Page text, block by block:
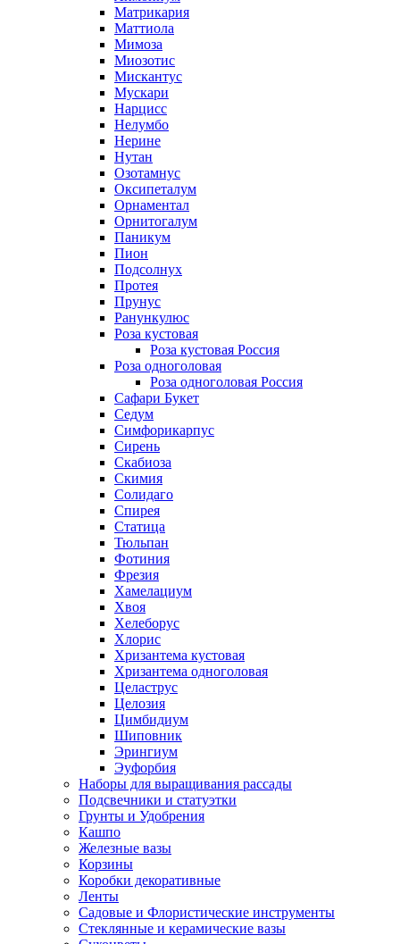
Матрикария
Маттиола
Мимоза
Миозотис
Мискантус
Мускари
Нарцисс
Нелумбо
Нерине
Нутан
Озотамнус
Оксипеталум
Орнаментал
Орнитогалум
Паникум
Пион
Подсолнух
Протея
Прунус
Ранункулюс
Роза кустовая
Роза кустовая Россия
Роза одноголовая
Роза одноголовая Россия
Сафари Букет
Седум
Симфорикарпус
Сирень
Скабиоза
Скимия
Солидаго
Спирея
Статица
Тюльпан
Фотиния
Фрезия
Хамелациум
Хвоя
Хелеборус
Хлорис
Хризантема кустовая
Хризантема одноголовая
Целаструс
Целозия
Цимбидиум
Шиповник
Эрингиум
Эуфорбия
Наборы для выращивания рассады
Подсвечники и статуэтки
Грунты и Удобрения
Кашпо
Железные вазы
Корзины
Коробки декоративные
Ленты
Садовые и Флористические инструменты
Стеклянные и керамические вазы